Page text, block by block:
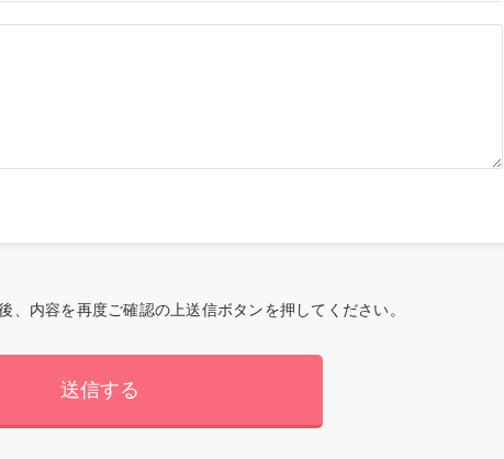
、内容を再度ご確認の上送信ボタンを押してください。